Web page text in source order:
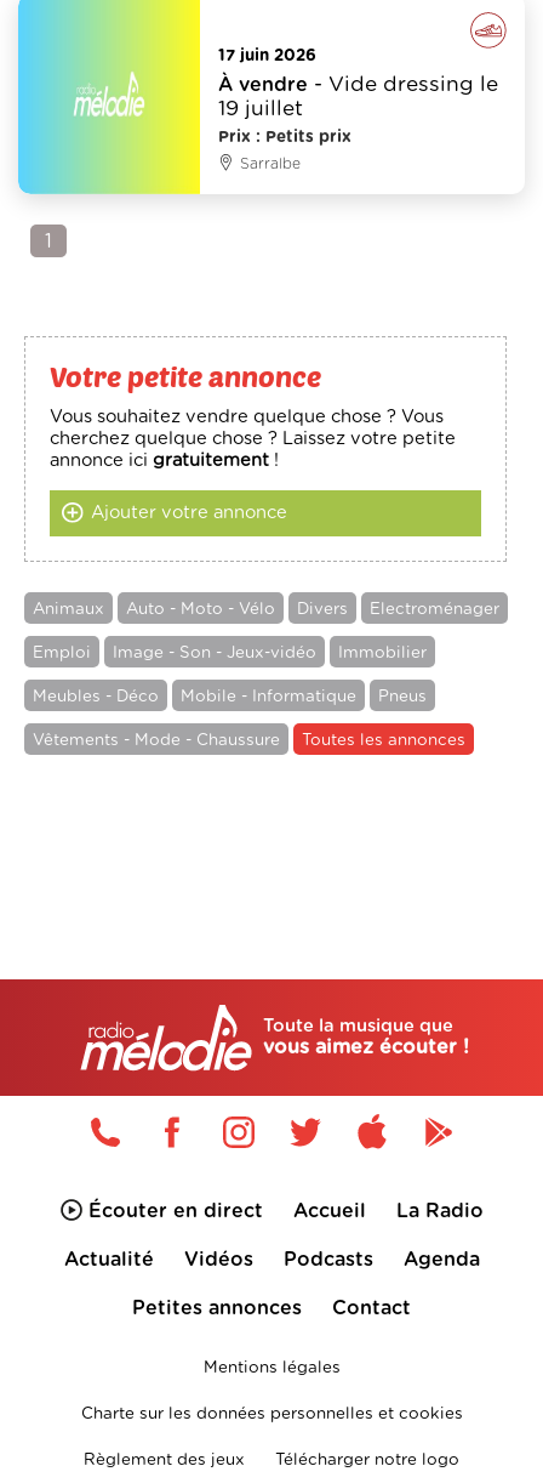
17 juin 2026
À vendre - Vide dressing le
19 juillet
Prix : Petits prix
Sarralbe
1
Votre petite annonce
Vous souhaitez vendre quelque chose ? Vous
cherchez quelque chose ? Laissez votre petite
annonce icigratuitement !
Ajouter votre annonce
Animaux Auto - Moto - Vélo Divers Electroménager
Emploi Image - Son - Jeux-vidéo Immobilier
Meubles - Déco Mobile - Informatique Pneus
Vêtements - Mode - Chaussure Toutes les annonces
Toute la musique que
vous aimez écouter !
Écouter en direct Accueil La Radio
Actualité Vidéos Podcasts Agenda
Petites annonces Contact
Mentions légales
Charte sur les données personnelles et cookies
Règlement des jeux Télécharger notre logo